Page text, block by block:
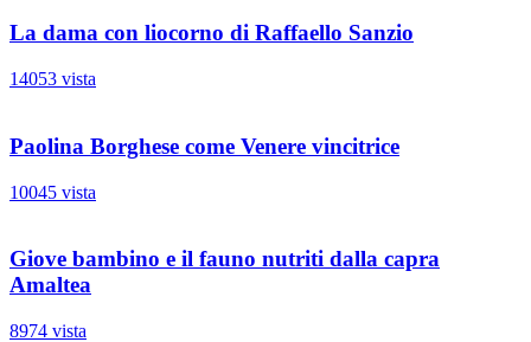
La dama con liocorno di Raffaello Sanzio
14053 vista
Paolina Borghese come Venere vincitrice
10045 vista
Giove bambino e il fauno nutriti dalla capra
Amaltea
8974 vista